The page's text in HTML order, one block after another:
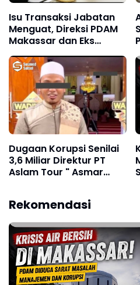
Isu Transaksi Jabatan
Menguat, Direksi PDAM
Makassar dan Eks
Pejabat Era Beni Disorot
Dugaan Korupsi Senilai
3,6 Miliar Direktur PT
Aslam Tour " Asmar
Polda Sul - Sel
Rekomendasi